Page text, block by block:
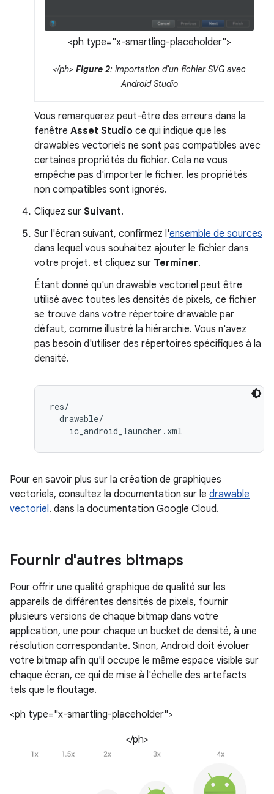
<ph type="x-smartling-placeholder">
</ph> Figure 2: importation d'un fichier SVG avec
Android Studio
Vous remarquerez peut-être des erreurs dans la
fenêtre Asset Studio ce qui indique que les
drawables vectoriels ne sont pas compatibles avec
certaines propriétés du fichier. Cela ne vous
empêche pas d'importer le fichier. les propriétés
non compatibles sont ignorés.
Cliquez sur Suivant.
Sur l'écran suivant, confirmez l'ensemble de sources
dans lequel vous souhaitez ajouter le fichier dans
votre projet. et cliquez sur Terminer.
Étant donné qu'un drawable vectoriel peut être
utilisé avec toutes les densités de pixels, ce fichier
se trouve dans votre répertoire drawable par
défaut, comme illustré la hiérarchie. Vous n'avez
pas besoin d'utiliser des répertoires spécifiques à la
densité.
res/
  drawable/
Pour en savoir plus sur la création de graphiques
vectoriels, consultez la documentation sur le drawable
vectoriel . dans la documentation Google Cloud.
Fournir d'autres bitmaps
Pour offrir une qualité graphique de qualité sur les
appareils de différentes densités de pixels, fournir
plusieurs versions de chaque bitmap dans votre
application, une pour chaque un bucket de densité, à une
résolution correspondante. Sinon, Android doit évoluer
votre bitmap afin qu'il occupe le même espace visible sur
chaque écran, ce qui de mise à l'échelle des artefacts
tels que le floutage.
<ph type="x-smartling-placeholder">
</ph>